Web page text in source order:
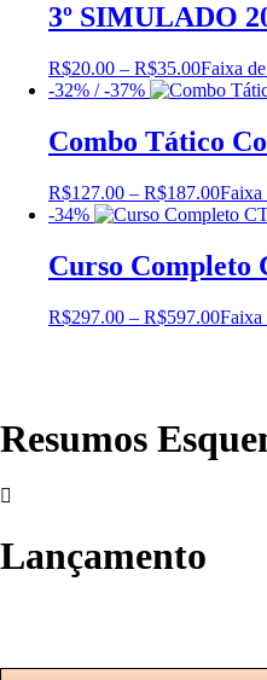
3º SIMULADO
R$20.00 – R$35.00Faixa
-32% / -37%
Combo Tático
R$127.00 – R$187.00Faixa
-34%
Curso Completo
R$297.00 – R$597.00Faixa
Resumos
Lançamento